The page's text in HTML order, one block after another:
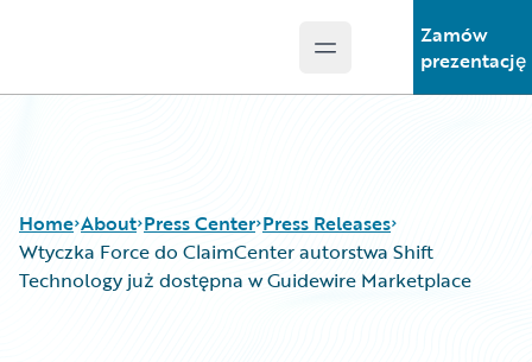
Open main menu
Zamów
prezentację
Home About Press Center Press Releases
Wtyczka Force do ClaimCenter autorstwa Shift
Technology już dostępna w Guidewire Marketplace